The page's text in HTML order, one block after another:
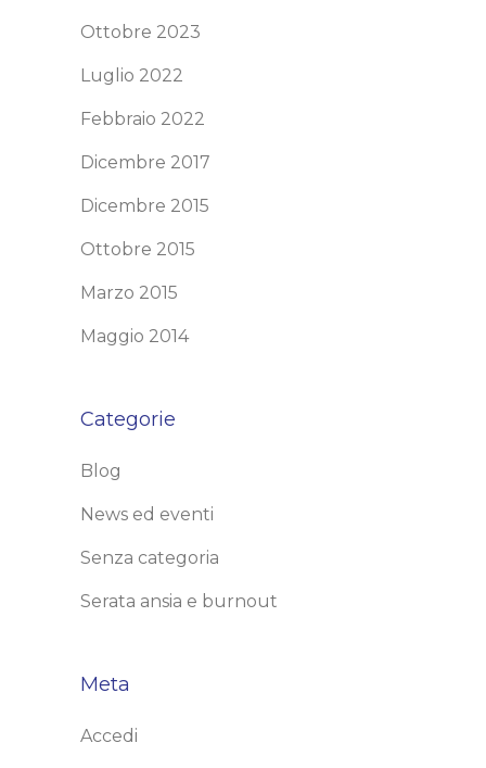
Ottobre 2023
Luglio 2022
Febbraio 2022
Dicembre 2017
Dicembre 2015
Ottobre 2015
Marzo 2015
Maggio 2014
Categorie
Blog
News ed eventi
Senza categoria
Serata ansia e burnout
Meta
Accedi